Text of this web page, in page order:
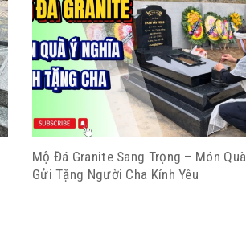
Mộ Đá Granite Sang Trọng – Món Quà
Gửi Tặng Người Cha Kính Yêu